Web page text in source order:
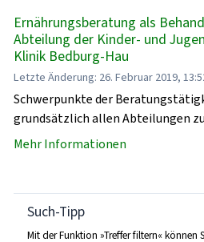
Ernährungsberatung als
Abteilung der Kinder- und
Klinik Bedburg-Hau
Letzte Änderung: 26. Februar 2019,
Schwerpunkte der
grundsätzlich allen Abteilungen
Mehr Informationen
Such-Tipp
Mit der Funktion »Treffer filtern« können